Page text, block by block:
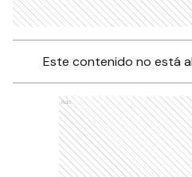
Este contenido no está
Ads